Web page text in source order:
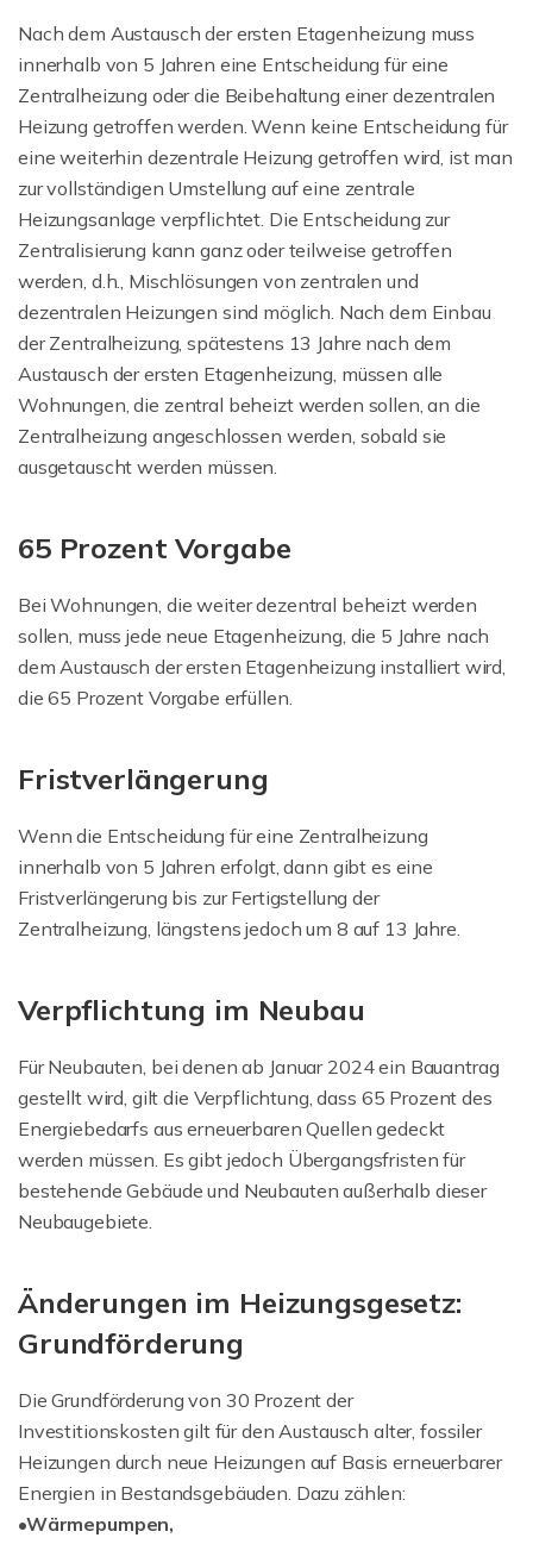
Nach dem Austausch der ersten Etagenheizung muss
innerhalb von 5 Jahren eine Entscheidung für eine
Zentralheizung oder die Beibehaltung einer dezentralen
Heizung getroffen werden. Wenn keine Entscheidung für
eine weiterhin dezentrale Heizung getroffen wird, ist man
zur vollständigen Umstellung auf eine zentrale
Heizungsanlage verpflichtet. Die Entscheidung zur
Zentralisierung kann ganz oder teilweise getroffen
werden, d.h., Mischlösungen von zentralen und
dezentralen Heizungen sind möglich. Nach dem Einbau
der Zentralheizung, spätestens 13 Jahre nach dem
Austausch der ersten Etagenheizung, müssen alle
Wohnungen, die zentral beheizt werden sollen, an die
Zentralheizung angeschlossen werden, sobald sie
ausgetauscht werden müssen.
65 Prozent Vorgabe
Bei Wohnungen, die weiter dezentral beheizt werden
sollen, muss jede neue Etagenheizung, die 5 Jahre nach
dem Austausch der ersten Etagenheizung installiert wird,
die 65 Prozent Vorgabe erfüllen.
Fristverlängerung
Wenn die Entscheidung für eine Zentralheizung
innerhalb von 5 Jahren erfolgt, dann gibt es eine
Fristverlängerung bis zur Fertigstellung der
Zentralheizung, längstens jedoch um 8 auf 13 Jahre.
Verpflichtung im Neubau
Für Neubauten, bei denen ab Januar 2024 ein Bauantrag
gestellt wird, gilt die Verpflichtung, dass 65 Prozent des
Energiebedarfs aus erneuerbaren Quellen gedeckt
werden müssen. Es gibt jedoch Übergangsfristen für
bestehende Gebäude und Neubauten außerhalb dieser
Neubaugebiete.
Änderungen im Heizungsgesetz:
Grundförderung
Die Grundförderung von 30 Prozent der
Investitionskosten gilt für den Austausch alter, fossiler
Heizungen durch neue Heizungen auf Basis erneuerbarer
Energien in Bestandsgebäuden. Dazu zählen:
•Wärmepumpen,